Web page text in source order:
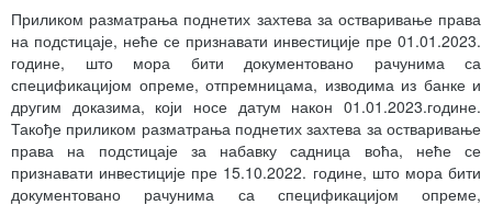
Приликом разматрања поднетих захтева за остваривање права
на подстицаје, неће се признавати инвестиције пре 01.01.2023.
године, што мора бити документовано рачунима са
спецификацијом опреме, отпремницама, изводима из банке и
другим доказима, који носе датум након 01.01.2023.године.
Такође приликом разматрања поднетих захтева за остваривање
права на подстицаје за набавку садница воћа, неће се
признавати инвестиције пре 15.10.2022. године, што мора бити
документовано рачунима са спецификацијом опреме,